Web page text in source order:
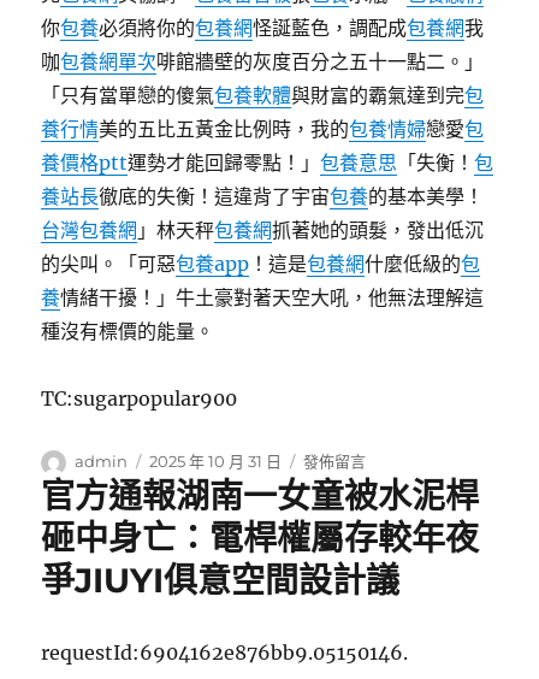
世〉
你包養必須將你的包養網怪誕藍色，調配成包養網我
咖包養網單次啡館牆壁的灰度百分之五十一點二。」
「只有當單戀的傻氣包養軟體與財富的霸氣達到完包
養行情美的五比五黃金比例時，我的包養情婦戀愛包
養價格ptt運勢才能回歸零點！」包養意思 「失衡！包
養站長徹底的失衡！這違背了宇宙包養的基本美學！
台灣包養網 」林天秤包養網抓著她的頭髮，發出低沉
的尖叫。「可惡包養app ！這是包養網什麼低級的包
養情緒干擾！」牛土豪對著天空大吼，他無法理解這
種沒有標價的能量。
TC:sugarpopular900
作
者
admin
發
佈
日
期:
2025 年 10 月 31 日
在
〈勵
仁
高
中
師
才
發佈留言
官方通報湖南一女童被水泥桿
砸中身亡：電桿權屬存較年夜
爭JIUYI俱意空間設計議
requestId:6904162e876bb9.05150146.